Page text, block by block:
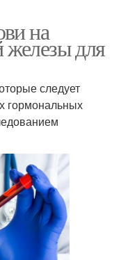
на
для
следует
гормональных